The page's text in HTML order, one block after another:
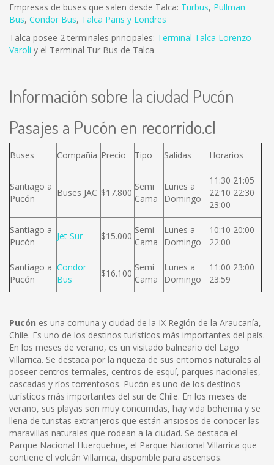
Empresas de buses que salen desde Talca: Turbus, Pullman
Bus, Condor Bus, Talca Paris y Londres
Talca posee 2 terminales principales: Terminal Talca Lorenzo
Varoli y el Terminal Tur Bus de Talca
Información sobre la ciudad Pucón
Pasajes a Pucón en recorrido.cl
Buses Compañía Precio Tipo Salidas Horarios
Santiago a
Pucón
Buses JAC $17.800
Semi
Cama
Lunes a
Domingo
11:30 21:05
22:10 22:30
23:00
Santiago a
Pucón
Jet Sur $15.000
Semi
Cama
Lunes a
Domingo
10:10 20:00
22:00
Santiago a
Pucón
Condor
Bus
$16.100
Semi
Cama
Lunes a
Domingo
11:00 23:00
23:59
Pucón es una comuna y ciudad de la IX Región de la Araucanía,
Chile. Es uno de los destinos turísticos más importantes del país.
En los meses de verano, es un visitado balneario del Lago
Villarrica. Se destaca por la riqueza de sus entornos naturales al
poseer centros termales, centros de esquí, parques nacionales,
cascadas y ríos torrentosos. Pucón es uno de los destinos
turísticos más importantes del sur de Chile. En los meses de
verano, sus playas son muy concurridas, hay vida bohemia y se
llena de turistas extranjeros que están ansiosos de conocer las
maravillas naturales que rodean a la ciudad. Se destaca el
Parque Nacional Huerquehue, el Parque Nacional Villarrica que
contiene el volcán Villarrica, disponible para ascensos.